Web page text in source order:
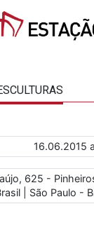
16.06.2015
625 -
| São Paulo -